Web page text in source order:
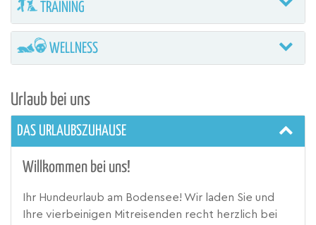
TRAINING
WELLNESS
Urlaub bei uns
DAS URLAUBSZUHAUSE
Willkommen bei uns!
Ihr Hundeurlaub am Bodensee! Wir laden Sie und
Ihre vierbeinigen Mitreisenden recht herzlich bei